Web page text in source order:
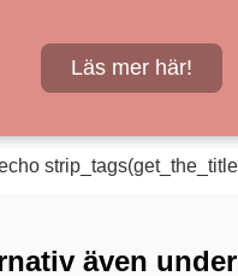
Läs mer här!
även